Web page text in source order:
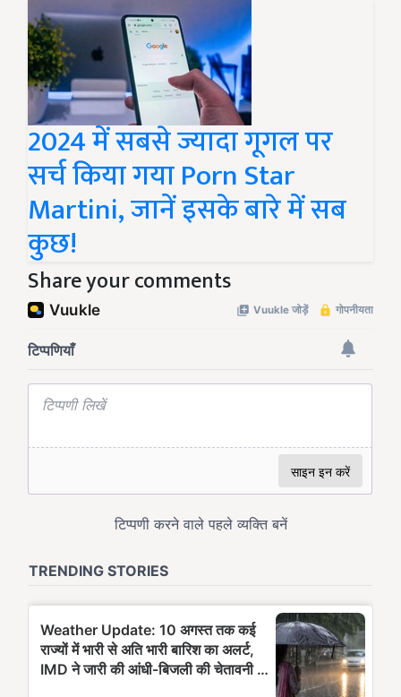
2024 में सबसे ज्यादा गूगल पर
सर्च किया गया Porn Star
Martini, जानें इसके बारे में सब
कुछ!
Share your comments